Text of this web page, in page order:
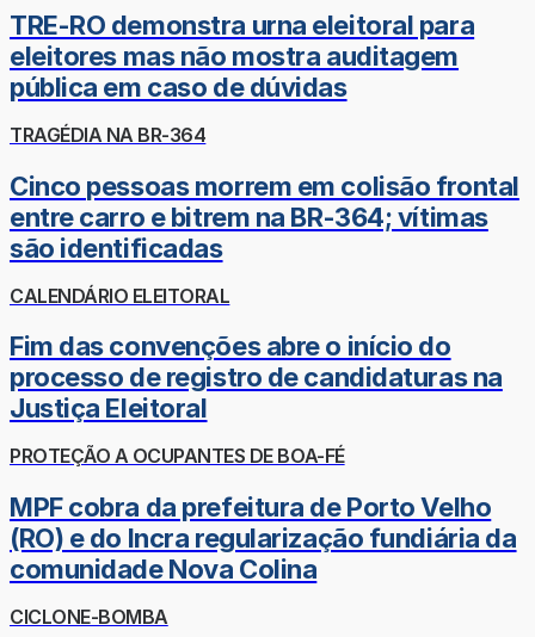
TRE-RO demonstra urna eleitoral para
eleitores mas não mostra auditagem
pública em caso de dúvidas
TRAGÉDIA NA BR-364
Cinco pessoas morrem em colisão frontal
entre carro e bitrem na BR-364; vítimas
são identificadas
CALENDÁRIO ELEITORAL
Fim das convenções abre o início do
processo de registro de candidaturas na
Justiça Eleitoral
PROTEÇÃO A OCUPANTES DE BOA-FÉ
MPF cobra da prefeitura de Porto Velho
(RO) e do Incra regularização fundiária da
comunidade Nova Colina
CICLONE-BOMBA